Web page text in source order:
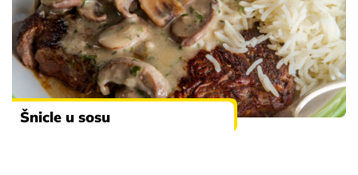
Šnicle u sosu